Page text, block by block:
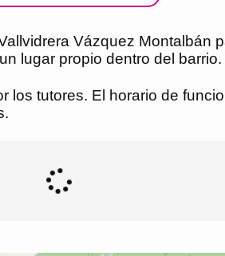
Vázquez Montalbán
lugar propio dentro del barrio.
tutores. El horario de